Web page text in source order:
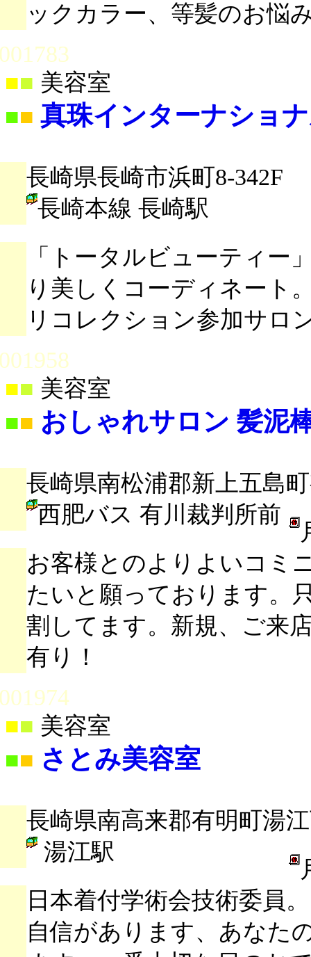
ックカラー、等髪のお悩
■ 美容室
■■ 真珠インターナショ
長崎県長崎市浜町8-342F
長崎本線 長崎駅
「トータルビューティー
り美しくコーディネート
リコレクション参加サロ
■ 美容室
■■ おしゃれサロン 髪泥
長崎県南松浦郡新上五島
西肥バス 有川裁判所前
お客様とのよりよいコミ
たいと願っております。
割してます。新規、ご来
有り！
■ 美容室
■■ さとみ美容室
長崎県南高来郡有明町湯
湯江駅
日本着付学術会技術委員
自信があります、あなた